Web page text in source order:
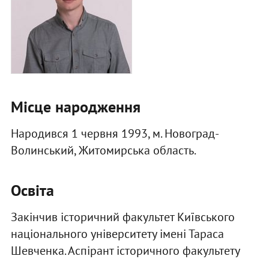
Місце народження
Народився 1 червня 1993, м. Новоград-
Волинський, Житомирська область.
Освіта
Закінчив історичний факультет Київського
національного університету імені Тараса
Шевченка. Аспірант історичного факультету